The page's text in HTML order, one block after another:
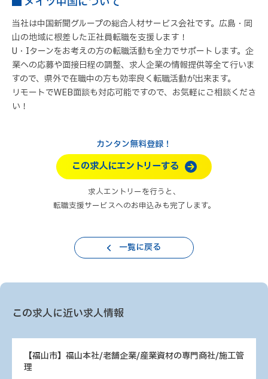
当社は中国新聞グループの総合人材サービス会社です。広島・岡
山の地域に根差した正社員転職を支援します！
U・Iターンをお考えの方の転職活動も全力でサポートします。企
業への応募や面接日程の調整、求人企業の情報提供等全て行いま
すので、県外で在職中の方も効率良く転職活動が出来ます。
リモートでWEB面談も対応可能ですので、お気軽にご相談くださ
い！
カンタン無料登録！
この求人にエントリーする
求人エントリーを行うと、
転職支援サービスへのお申込みも完了します。
一覧に戻る
この求人に近い求人情報
【福山市】福山本社/老舗企業/産業資材の専門商社/施工管
理